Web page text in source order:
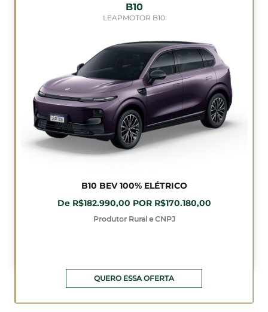
B10
LEAPMOTOR B10
B10 BEV 100% ELÉTRICO
De R$182.990,00 POR R$170.180,00
Produtor Rural e CNPJ
QUERO ESSA OFERTA